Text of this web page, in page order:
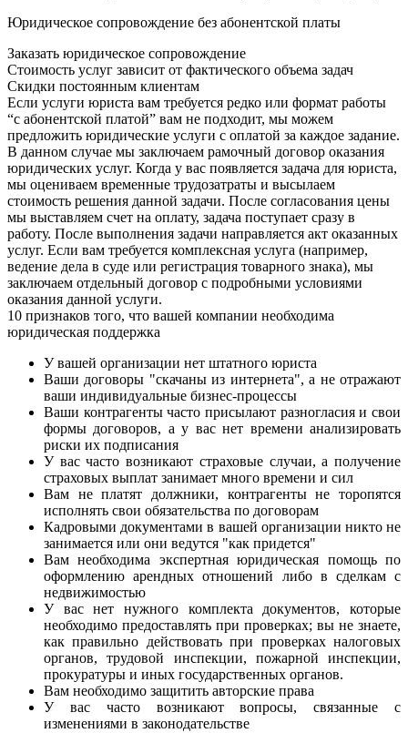
Юридическое сопровождение без абонентской платы
Заказать юридическое сопровождение
Стоимость услуг зависит от фактического объема задач
Скидки постоянным клиентам
Если услуги юриста вам требуется редко или формат работы
“с абонентской платой” вам не подходит, мы можем
предложить юридические услуги с оплатой за каждое задание.
В данном случае мы заключаем рамочный договор оказания
юридических услуг. Когда у вас появляется задача для юриста,
мы оцениваем временные трудозатраты и высылаем
стоимость решения данной задачи. После согласования цены
мы выставляем счет на оплату, задача поступает сразу в
работу. После выполнения задачи направляется акт оказанных
услуг. Если вам требуется комплексная услуга (например,
ведение дела в суде или регистрация товарного знака), мы
заключаем отдельный договор с подробными условиями
оказания данной услуги.
10 признаков того, что вашей компании необходима
юридическая поддержка
У вашей организации нет штатного юриста
Ваши договоры "скачаны из интернета", а не отражают
ваши индивидуальные бизнес-процессы
Ваши контрагенты часто присылают разногласия и свои
формы договоров, а у вас нет времени анализировать
риски их подписания
У вас часто возникают страховые случаи, а получение
страховых выплат занимает много времени и сил
Вам не платят должники, контрагенты не торопятся
исполнять свои обязательства по договорам
Кадровыми документами в вашей организации никто не
занимается или они ведутся "как придется"
Вам необходима экспертная юридическая помощь по
оформлению арендных отношений либо в сделкам с
недвижимостью
У вас нет нужного комплекта документов, которые
необходимо предоставлять при проверках; вы не знаете,
как правильно действовать при проверках налоговых
органов, трудовой инспекции, пожарной инспекции,
прокуратуры и иных государственных органов.
Вам необходимо защитить авторские права
У вас часто возникают вопросы, связанные с
изменениями в законодательстве